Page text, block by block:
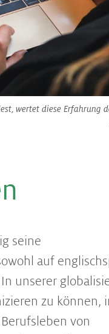
wertet diese Erfahrung
seine
auf
unserer
zu können,
von